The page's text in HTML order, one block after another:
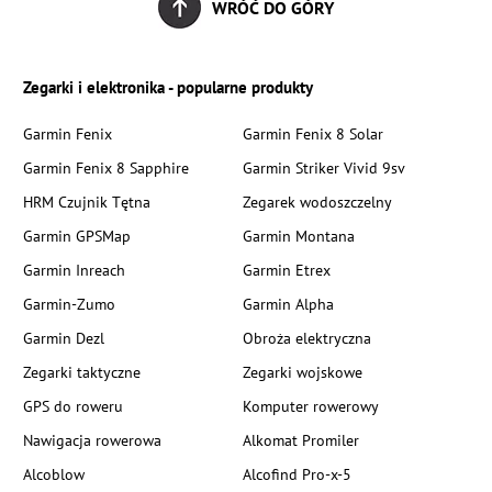
WRÓĆ DO GÓRY
Zegarki i elektronika - popularne produkty
Garmin Fenix
Garmin Fenix 8 Solar
Garmin Fenix 8 Sapphire
Garmin Striker Vivid 9sv
HRM Czujnik Tętna
Zegarek wodoszczelny
Garmin GPSMap
Garmin Montana
Garmin Inreach
Garmin Etrex
Garmin-Zumo
Garmin Alpha
Garmin Dezl
Obroża elektryczna
Zegarki taktyczne
Zegarki wojskowe
GPS do roweru
Komputer rowerowy
Nawigacja rowerowa
Alkomat Promiler
Alcoblow
Alcofind Pro-x-5